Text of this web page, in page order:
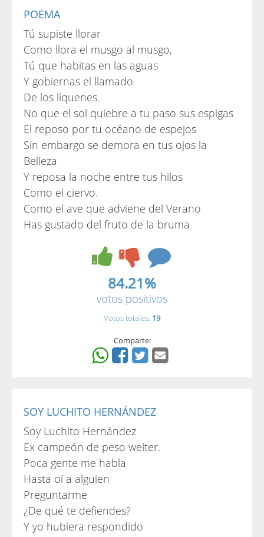
POEMA
Tú supiste llorar
Como llora el musgo al musgo,
Tú que habitas en las aguas
Y gobiernas el llamado
De los líquenes.
No que el sol quiebre a tu paso sus espigas
El reposo por tu océano de espejos
Sin embargo se demora en tus ojos la
Belleza
Y reposa la noche entre tus hilos
Como el ciervo.
Como el ave que adviene del Verano
Has gustado del fruto de la bruma
84.21%
votos positivos
Votos totales: 19
Comparte:
SOY LUCHITO HERNÁNDEZ
Soy Luchito Hernández
Ex campeón de peso welter.
Poca gente me habla
Hasta oí a alguien
Preguntarme
¿De qué te defiendes?
Y yo hubiera respondido